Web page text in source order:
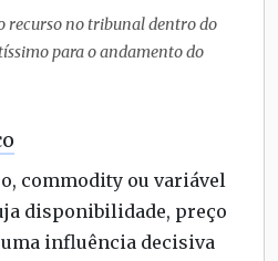
recurso no tribunal dentro do
para o andamento do
commodity ou variável
disponibilidade, preço
influência decisiva